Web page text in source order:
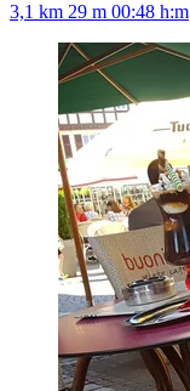
3,1 km 29 m 00:48 h:m